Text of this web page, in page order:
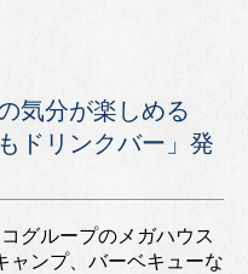
気分が楽しめる
ドリンクバー」発
グループのメガハウス
ャンプ、バーベキューな